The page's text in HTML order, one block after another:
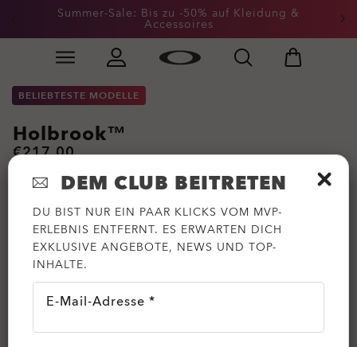
Skip to
content
Summer-Sale: Bis zu -50% auf Kleidung &
Accessoires
Slide 2 of 3. Summer-Sale: Bis zu -50% auf Kleidung &
BELIEBTESTE MODELLE
Holbrook™
€217.00
DEM CLUB BEITRETEN
DU BIST NUR EIN PAAR KLICKS VOM MVP-
ERLEBNIS ENTFERNT. ES ERWARTEN DICH
EXKLUSIVE ANGEBOTE, NEWS UND TOP-
INHALTE.
E-Mail-Adresse *